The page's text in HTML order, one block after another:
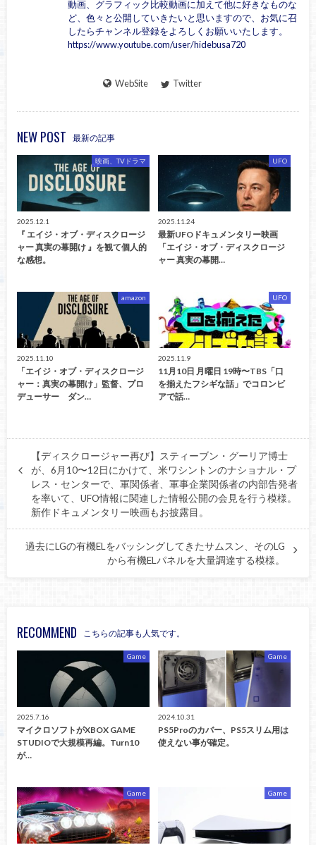
動画、グラフィック比較動画に加えて他に好きなものな
ど、色々と公開していきたいと思いますので、お気に召
したらチャンネル登録をよろしくお願いいたします。
https://www.youtube.com/user/hidebusa720
WebSite Twitter
NEW POST 最新の記事
映画、TVドラマ
2025.12.1
『 エイジ・オブ・ディスクロージ
ャー 真実の幕開け 』を観て個人的
な感想。
UFO
2025.11.24
最新UFOドキュメンタリー映画
「エイジ・オブ・ディスクロージ
ャー 真実の幕開…
amazon
2025.11.10
「エイジ・オブ・ディスクロージ
ャー：真実の幕開け」監督、プロ
デューサー ダン…
UFO
2025.11.9
11月10日 月曜日 19時〜TBS「口
を揃えたフシギな話」でコロンビ
アで話…
【ディスクロージャー再び】スティーブン・グーリア博士
が、6月10〜12日にかけて、米ワシントンのナショナル・プ
レス・センターで、軍関係者、軍事企業関係者の内部告発者
を率いて、UFO情報に関連した情報公開の会見を行う模様。
新作ドキュメンタリー映画もお披露目。
過去にLGの有機ELをバッシングしてきたサムスン、そのLG
から有機ELパネルを大量調達する模様。
RECOMMEND こちらの記事も人気です。
Game
2025.7.16
マイクロソフトがXBOX GAME
STUDIOで大規模再編。Turn10
が…
Game
2024.10.31
PS5Proのカバー、PS5スリム用は
使えない事が確定。
Game Game